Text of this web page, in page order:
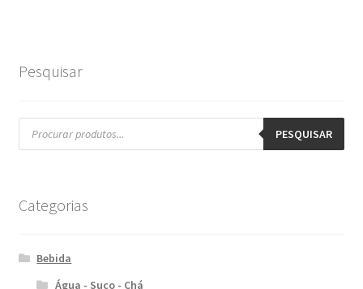
Pesquisar
Pesquisar
produtos PESQUISAR
Categorias
Bebida
Água - Suco - Chá